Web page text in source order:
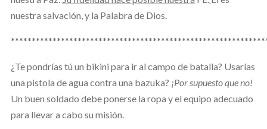
nuestra salvación, y la Palabra de Dios.
¿Te pondrías tú un bikini para ir al campo de batalla? Usarías
una pistola de agua contra una bazuka? ¡Por supuesto que no!
Un buen soldado debe ponerse la ropa y el equipo adecuado
para llevar a cabo su misión.